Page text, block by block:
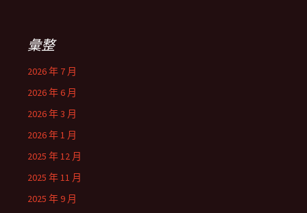
彙整
2026 年 7 月
2026 年 6 月
2026 年 3 月
2026 年 1 月
2025 年 12 月
2025 年 11 月
2025 年 9 月